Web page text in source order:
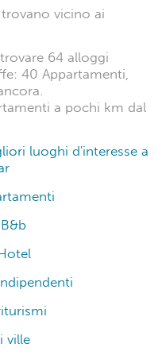
vicino ai
64 alloggi
40 Appartamenti,
a pochi km dal
luoghi d'interesse a
ville